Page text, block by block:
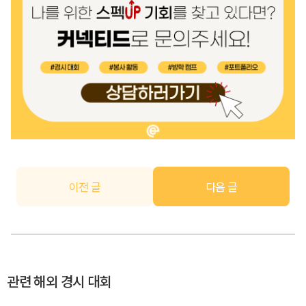
이전 글 다음 글
관련 해외 경시 대회